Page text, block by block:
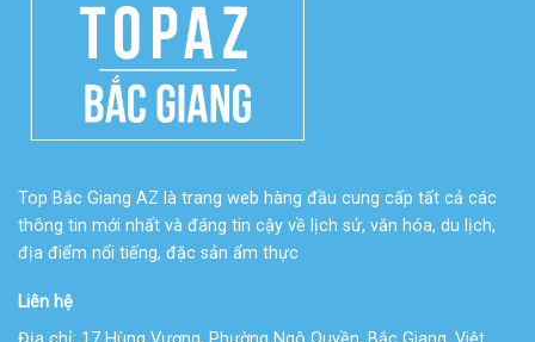
Top Bắc Giang AZ là trang web hàng đầu cung cấp tất cả các
thông tin mới nhất và đáng tin cậy về lịch sử, văn hóa, du lịch,
địa điểm nổi tiếng, đặc sản ẩm thực
Liên hệ